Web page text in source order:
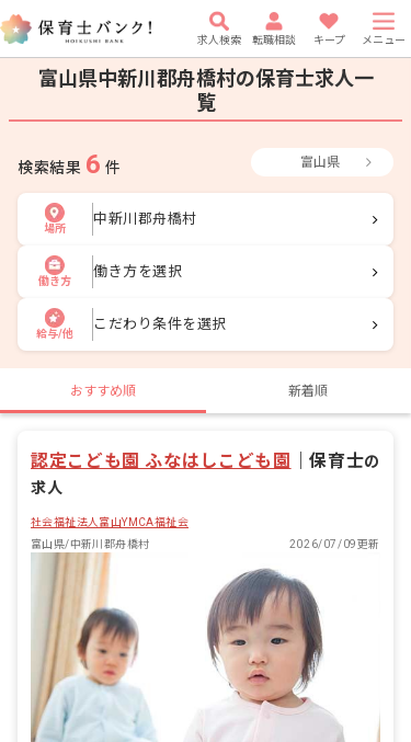
求人検索 転職相談 キープ メニュー
富山県中新川郡舟橋村の保育士求人一
覧
検索結果 6 件 富山県
場所
中新川郡舟橋村
働き方
働き方を選択
給与/他
こだわり条件を選択
おすすめ順 新着順
認定こども園 ふなはしこども園 ｜保育士の
求人
社会福祉法人富山YMCA福祉会
富山県/中新川郡舟橋村
2026/07/09更新